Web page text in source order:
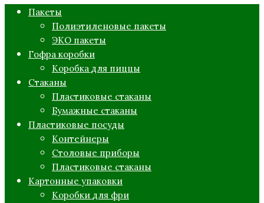
Пакеты
Полиэтиленовые пакеты
ЭКО пакеты
Гофра коробки
Коробка для пиццы
Стаканы
Пластиковые стаканы
Бумажные стаканы
Пластиковые посуды
Контейнеры
Столовые приборы
Пластиковые стаканы
Картонные упаковки
Коробки для фри